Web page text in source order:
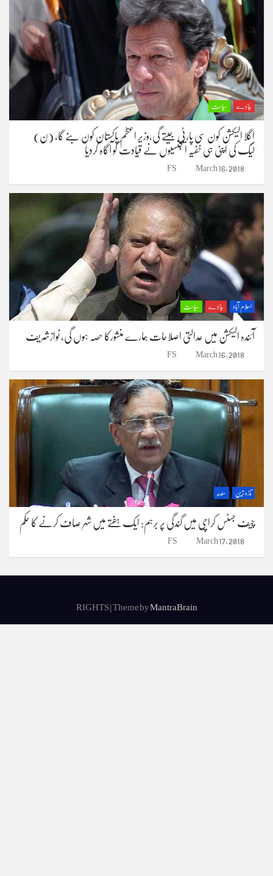
جائزے سیاست
اگلا الیکشن کون سی پارٹی جیتے گی،وزیر اعظم پاکستان کون بنے گا، (ن)
لیگ کی اپنی ہی خفیہ ایجنسیوں نے قیادت کو آگاہ کردیا
March 16, 2018
FS
اسلام آباد جائزے سیاست
آئندہ الیکشن میں عدالتی اصلاحات ہمارے منشورکا حصہ ہوں گی، نوازشریف
March 16, 2018
FS
تازہ ترین سندھ
چیف جسٹس کراچی میں گندگی پر برہم: ایک ہفتے میں شہر صاف کرنے کا حکم
March 17, 2018
FS
RIGHTS | Theme byMantraBrain